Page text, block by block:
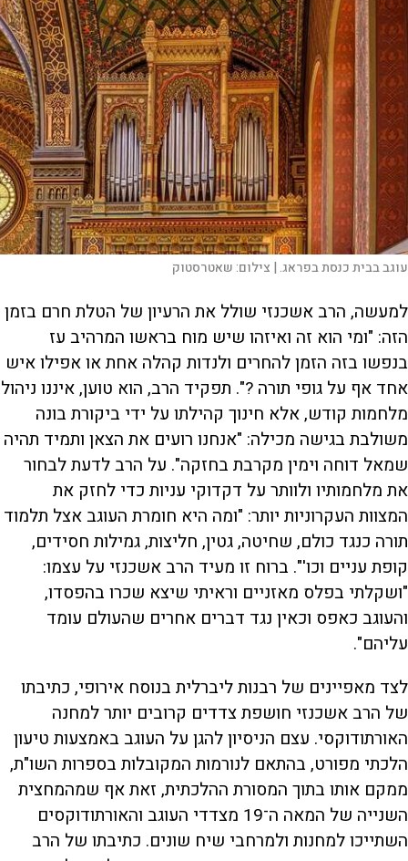
עוגב בבית כנסת בפראג. | צילום:שאטרסטוק
למעשה, הרב אשכנזי שולל את הרעיון של הטלת חרם בזמן
הזה: "ומי הוא זה ואיזהו שיש מוח בראשו המרהיב עז
בנפשו בזה הזמן להחרים ולנדות קהלה אחת או אפילו איש
אחד אף על גופי תורה ?". תפקיד הרב, הוא טוען, איננו ניהול
מלחמות קודש, אלא חינוך קהילתו על ידי ביקורת בונה
משולבת בגישה מכילה: "אנחנו רועים את הצאן ותמיד תהיה
שמאל דוחה וימין מקרבת בחזקה". על הרב לדעת לבחור
את מלחמותיו ולוותר על דקדוקי עניות כדי לחזק את
המצוות העקרוניות יותר: "ומה היא חומרת העוגב אצל תלמוד
תורה כנגד כולם, שחיטה, גטין, חליצות, גמילות חסידים,
קופת עניים וכו'". ברוח זו מעיד הרב אשכנזי על עצמו:
"ושקלתי בפלס מאזניים וראיתי שיצא שכרו בהפסדו,
והעוגב כאפס וכאין נגד דברים אחרים שהעולם עומד
עליהם".
לצד מאפיינים של רבנות ליברלית בנוסח אירופי, כתיבתו
של הרב אשכנזי חושפת צדדים קרובים יותר למחנה
האורתודוקסי. עצם הניסיון להגן על העוגב באמצעות טיעון
הלכתי מפורט, בהתאם לנורמות המקובלות בספרות השו"ת,
ממקם אותו בתוך המסורת ההלכתית, זאת אף שמהמחצית
השנייה של המאה ה־19 מצדדי העוגב והאורתודוקסים
השתייכו למחנות ולמרחבי שיח שונים. כתיבתו של הרב